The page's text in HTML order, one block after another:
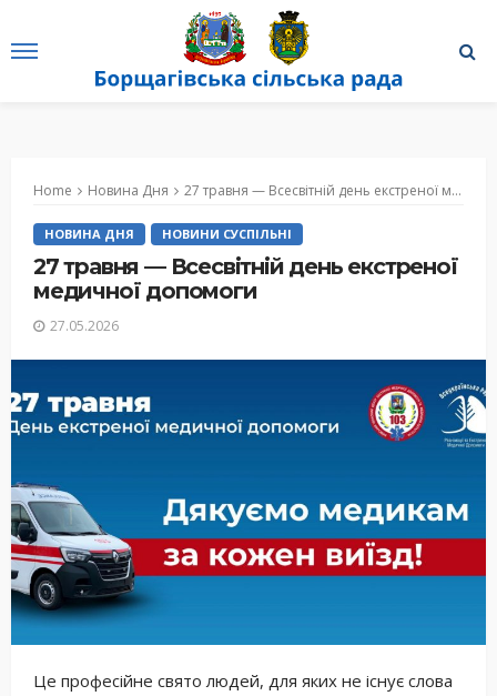
Home Новина Дня 27 травня — Всесвітній день екстреної медичної допомоги
НОВИНА ДНЯ НОВИНИ СУСПІЛЬНІ
27 травня — Всесвітній день екстреної
медичної допомоги
27.05.2026
Це професійне свято людей, для яких не існує слова